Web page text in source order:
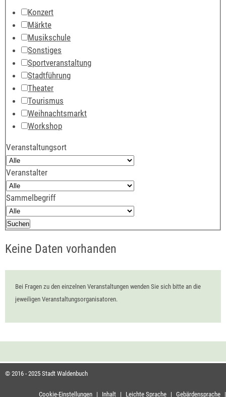
Konzert
Märkte
Musikschule
Sonstiges
Sportveranstaltung
Stadtführung
Theater
Tourismus
Weihnachtsmarkt
Workshop
Veranstaltungsort
Veranstalter
Sammelbegriff
Keine Daten vorhanden
Bei Fragen zu den einzelnen Veranstaltungen wenden Sie sich bitte an die
jeweiligen Veranstaltungsorganisatoren.
© 2016 - 2025 Stadt Waldenbuch
Cookie-Einstellungen | Inhalt | Leichte Sprache | Gebärdensprache |